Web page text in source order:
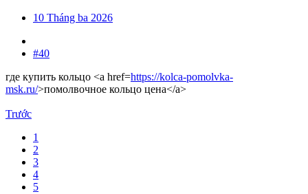
10 Tháng ba 2026
#40
где купить кольцо <a href=https://kolca-pomolvka-
msk.ru/>помолвочное кольцо цена</a>
Trước
1
2
3
4
5